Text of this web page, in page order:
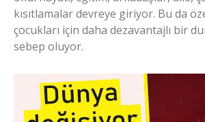
kısıtlamalar devreye giriyor. Bu da
çocukları için daha dezavantajlı bir
sebep oluyor.